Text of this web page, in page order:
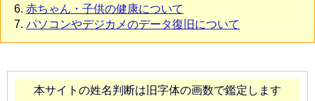
赤ちゃん・子供の健康について
パソコンやデジカメのデータ復旧について
本サイトの姓名判断は旧字体の画数で鑑定します